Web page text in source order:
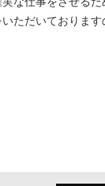
ただいております